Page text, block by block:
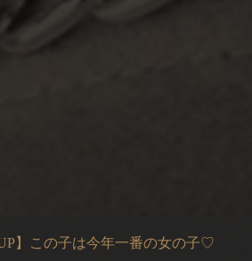
】この子は今年一番の女の子♡